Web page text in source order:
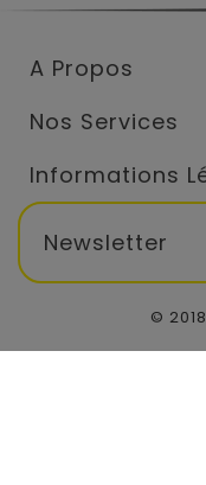
A Propos
Nos Services
Informations
Newsletter
©